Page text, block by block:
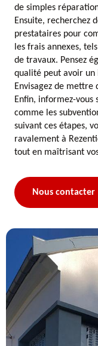
de simples
Ensuite, recherchez
prestataires pour
les frais annexes,
de travaux. Pensez
qualité peut avoir
Envisagez de mettre
Enfin, informez-vous
comme les
suivant ces étapes,
ravalement à
tout en maîtrisant
Nous contacter